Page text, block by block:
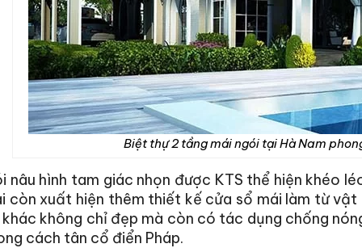
Biệt thự 2 tầng mái ngói tại Hà Nam
nâu hình tam giác nhọn được KTS thể hiện khéo
còn xuất hiện thêm thiết kế cửa sổ mái làm từ
khác không chỉ đẹp mà còn có tác dụng chống
cách tân cổ điển Pháp.